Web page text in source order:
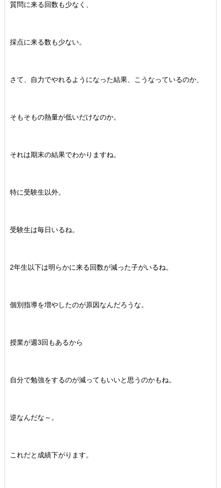
質問に来る回数も少なく、
採点に来る数も少ない。
さて、自力でやれるようになった結果、こうなっているのか、
そもそもの熱量が低いだけなのか。
それは期末の結果でわかりますね。
特に受験生以外。
受験生は毎日いるね。
2年生以下は明らかに来る回数が減った子がいるね。
個別指導を増やしたのが原因なんだろうな。
授業が週3回もあるから
自分で勉強をするのが減ってもいいと思うのかもね。
逆なんだな～。
これだと成績下がります。